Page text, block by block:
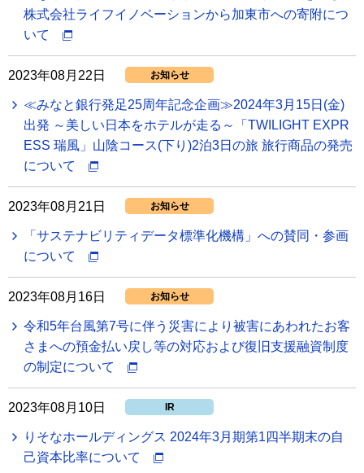
株式会社ライフイノベーションから加東市への寄附につ
いて
2023年08月22日 お知らせ
≪みなと銀行発足25周年記念企画≫2024年3月15日(金)
出発 ～美しい日本をホテルが走る～「TWILIGHT EXPR
ESS 瑞風」山陰コース(下り)2泊3日の旅 旅行商品の発売
について
2023年08月21日 お知らせ
「サステナビリティデータ標準化機構」への賛同・参画
について
2023年08月16日 お知らせ
令和5年台風第7号に伴う災害により被害にあわれたお客
さまへの預金払い戻し等の対応および復旧支援融資制度
の制定について
2023年08月10日 IR
りそなホールディングス 2024年3月期第1四半期末の自
己資本比率について